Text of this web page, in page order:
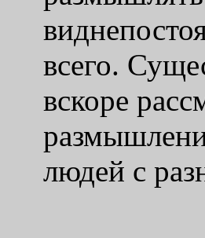
всего.
вскоре
людей с